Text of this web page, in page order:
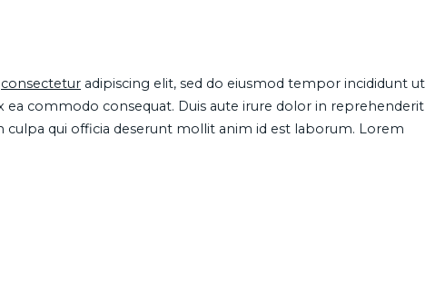
consectetur adipiscing elit, sed do eiusmod tempor incididunt ut
commodo consequat. Duis aute irure dolor in reprehenderit
qui officia deserunt mollit anim id est laborum. Lorem